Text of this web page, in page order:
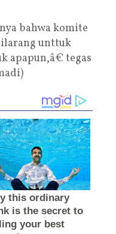
bahwa komite
unttuk
apapun,â€ tegas